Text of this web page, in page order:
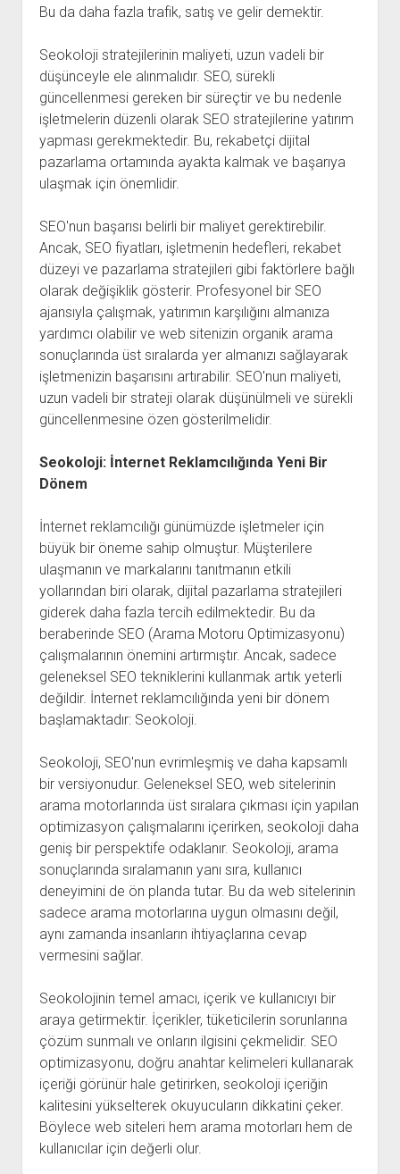
Bu da daha fazla trafik, satış ve gelir demektir.
Seokoloji stratejilerinin maliyeti, uzun vadeli bir
düşünceyle ele alınmalıdır. SEO, sürekli
güncellenmesi gereken bir süreçtir ve bu nedenle
işletmelerin düzenli olarak SEO stratejilerine yatırım
yapması gerekmektedir. Bu, rekabetçi dijital
pazarlama ortamında ayakta kalmak ve başarıya
ulaşmak için önemlidir.
SEO'nun başarısı belirli bir maliyet gerektirebilir.
Ancak, SEO fiyatları, işletmenin hedefleri, rekabet
düzeyi ve pazarlama stratejileri gibi faktörlere bağlı
olarak değişiklik gösterir. Profesyonel bir SEO
ajansıyla çalışmak, yatırımın karşılığını almanıza
yardımcı olabilir ve web sitenizin organik arama
sonuçlarında üst sıralarda yer almanızı sağlayarak
işletmenizin başarısını artırabilir. SEO'nun maliyeti,
uzun vadeli bir strateji olarak düşünülmeli ve sürekli
güncellenmesine özen gösterilmelidir.
Seokoloji: İnternet Reklamcılığında Yeni Bir
Dönem
İnternet reklamcılığı günümüzde işletmeler için
büyük bir öneme sahip olmuştur. Müşterilere
ulaşmanın ve markalarını tanıtmanın etkili
yollarından biri olarak, dijital pazarlama stratejileri
giderek daha fazla tercih edilmektedir. Bu da
beraberinde SEO (Arama Motoru Optimizasyonu)
çalışmalarının önemini artırmıştır. Ancak, sadece
geleneksel SEO tekniklerini kullanmak artık yeterli
değildir. İnternet reklamcılığında yeni bir dönem
başlamaktadır: Seokoloji.
Seokoloji, SEO'nun evrimleşmiş ve daha kapsamlı
bir versiyonudur. Geleneksel SEO, web sitelerinin
arama motorlarında üst sıralara çıkması için yapılan
optimizasyon çalışmalarını içerirken, seokoloji daha
geniş bir perspektife odaklanır. Seokoloji, arama
sonuçlarında sıralamanın yanı sıra, kullanıcı
deneyimini de ön planda tutar. Bu da web sitelerinin
sadece arama motorlarına uygun olmasını değil,
aynı zamanda insanların ihtiyaçlarına cevap
vermesini sağlar.
Seokolojinin temel amacı, içerik ve kullanıcıyı bir
araya getirmektir. İçerikler, tüketicilerin sorunlarına
çözüm sunmalı ve onların ilgisini çekmelidir. SEO
optimizasyonu, doğru anahtar kelimeleri kullanarak
içeriği görünür hale getirirken, seokoloji içeriğin
kalitesini yükselterek okuyucuların dikkatini çeker.
Böylece web siteleri hem arama motorları hem de
kullanıcılar için değerli olur.